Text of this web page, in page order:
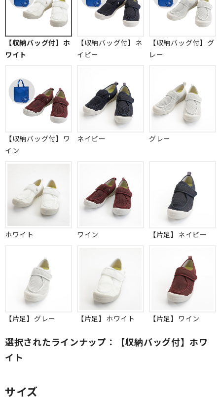
【収納バッグ付】ホ
ワイト
【収納バッグ付】ネ
イビー
【収納バッグ付】グ
レー
【収納バッグ付】ワ
イン
ネイビー グレー
ホワイト ワイン 【片足】ネイビー
【片足】グレー 【片足】ホワイト 【片足】ワイン
選択されたラインナップ：【収納バッグ付】ホワ
イト
サイズ